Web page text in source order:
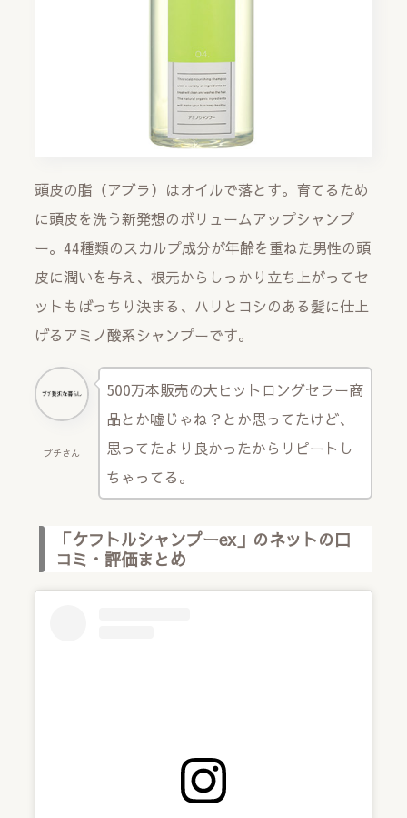
頭皮の脂（アブラ）はオイルで落とす。育てるため
に頭皮を洗う新発想のボリュームアップシャンプ
ー。44種類のスカルプ成分が年齢を重ねた男性の頭
皮に潤いを与え、根元からしっかり立ち上がってセ
ットもばっちり決まる、ハリとコシのある髪に仕上
げるアミノ酸系シャンプーです。
プチさん
500万本販売の大ヒットロングセラー商
品とか嘘じゃね？とか思ってたけど、
思ってたより良かったからリピートし
ちゃってる。
「ケフトルシャンプーex」のネットの口
コミ・評価まとめ